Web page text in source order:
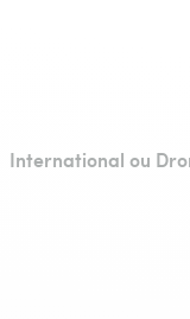
International ou